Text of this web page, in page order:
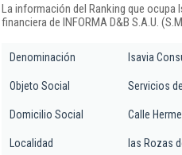
La información del Ranking que
financiera de INFORMA D&B S.A.U.
Denominación Isavia
Objeto Social Servicios
Domicilio Social Calle
Localidad las Rozas